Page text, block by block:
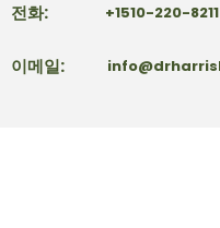
전화: +1510-220-8211
이메일: